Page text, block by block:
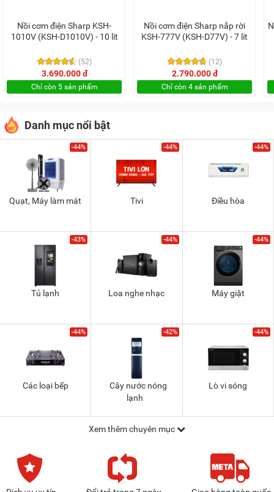
Nồi cơm điện Sharp KSH-
1010V (KSH-D1010V) - 10 lít
(52)
3.690.000 đ
Chỉ còn 5 sản phẩm
Nồi cơm điện Sharp nắp rời
KSH-777V (KSH-D77V) - 7 lít
(12)
2.790.000 đ
Chỉ còn 4 sản phẩm
Danh mục nổi bật
-44%
Quạt, Máy làm mát
-44%
Tivi
-44%
Điều hòa
-43%
Tủ lạnh
-44%
Loa nghe nhạc
-44%
Máy giặt
-44%
Các loại bếp
-42%
Cây nước nóng
lạnh
-44%
Lò vi sóng
Xem thêm chuyên mục